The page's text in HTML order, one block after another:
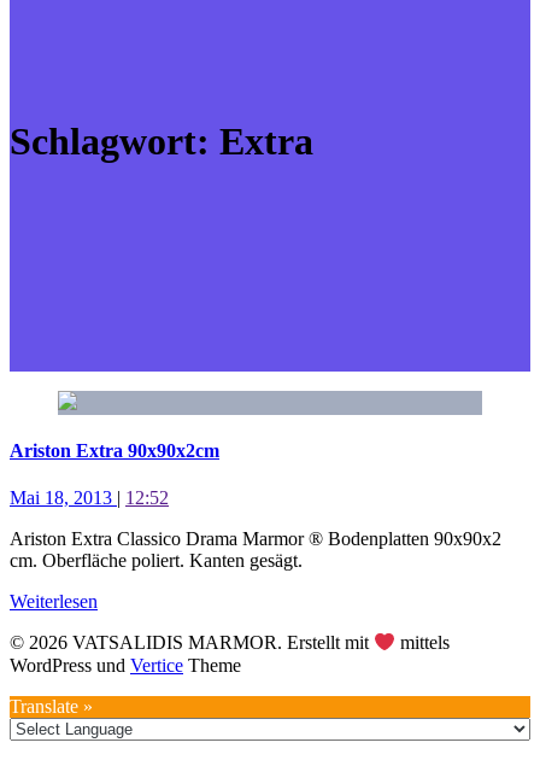
Schlagwort: Extra
Ariston Extra 90x90x2cm
Mai 18, 2013 | 12:52
Ariston Extra Classico Drama Marmor ® Bodenplatten 90x90x2
cm. Oberfläche poliert. Kanten gesägt.
Weiterlesen
© 2026 VATSALIDIS MARMOR. Erstellt mit
mittels
WordPress und Vertice Theme
Translate »